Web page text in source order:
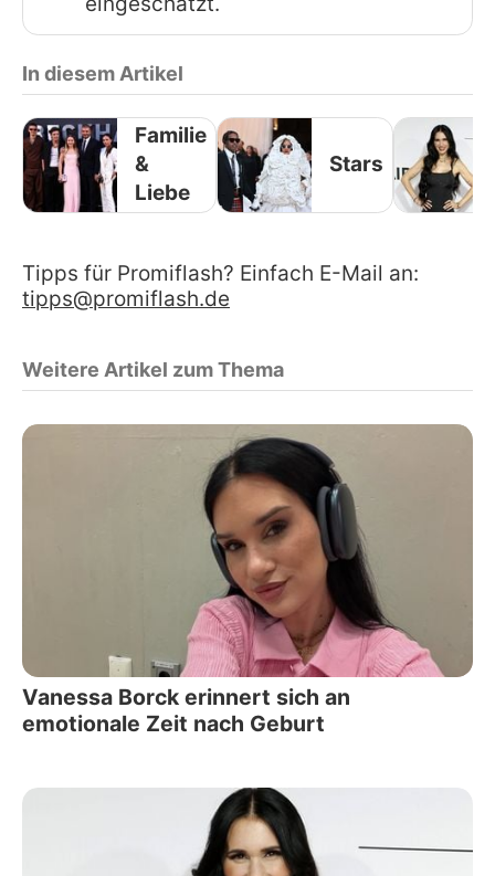
In diesem Artikel
Familie
&
Liebe
Stars
Tipps für Promiflash? Einfach E-Mail an:
tipps@promiflash.de
Weitere Artikel zum Thema
Vanessa Borck erinnert sich an
emotionale Zeit nach Geburt